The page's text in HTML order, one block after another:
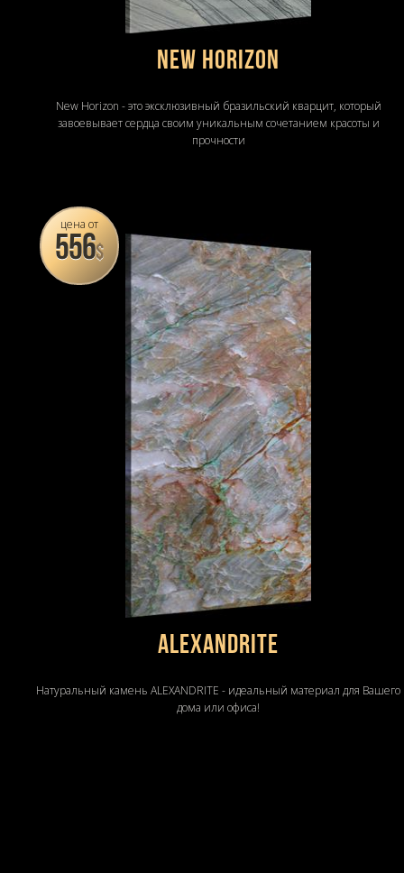
New horizon
New Horizon - это эксклюзивный бразильский кварцит, который
завоевывает сердца своим уникальным сочетанием красоты и
прочности
цена от
556$
ALEXANDRITE
Натуральный камень ALEXANDRITE - идеальный материал для Вашего
дома или офиса!